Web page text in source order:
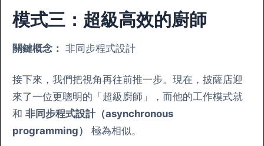
模式三：超級高效的廚師
關鍵概念： 非同步程式設計
接下來，我們把視角再往前推一步。現在，披薩店迎
來了一位更聰明的「超級廚師」，而他的工作模式就
和 非同步程式設計（asynchronous
programming）
極為相似。